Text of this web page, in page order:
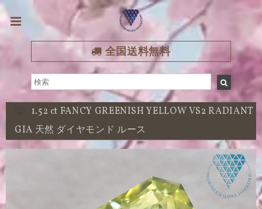
全国送料無料
1.52 ct FANCY GREENISH YELLOW VS2 RADIANT
GIA 天然 ダイヤモンド ルース